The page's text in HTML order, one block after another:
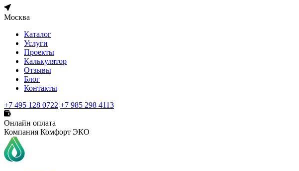
Москва
Каталог
Услуги
Проекты
Калькулятор
Отзывы
Блог
Контакты
+7 495 128 0722 +7 985 298 4113
Онлайн оплата
Компания Комфорт ЭКО